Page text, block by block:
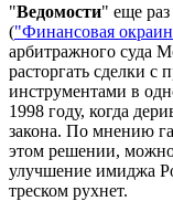
"Ведомости" еще
("Финансовая
арбитражного суда
расторгать сделки
инструментами в
1998 году, когда
закона. По мнению
этом решении, можно
улучшение имиджа
треском рухнет.